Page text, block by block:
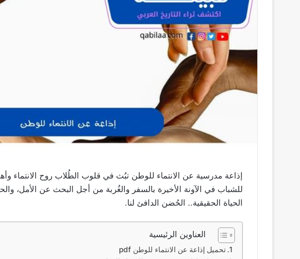
إذاعة مدرسية عن الانتماء للوطن تبُث في قلوب الطُلاب روح الانتماء
للشباب في الآونة الأخيرة بالسفر والغُربة من أجل البحث عن الأمل،
الحياة الحقيقية.. الحُضن الدافئ لنا.
العناوين الرئيسية
تحميل إذاعة عن الانتماء للوطن pdf